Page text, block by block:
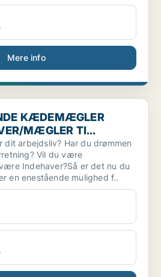
Mere info
SØGER INDEHAVER/
KÆDEMÆGLER
MÆGLER TI...
dit arbejdsliv? Har du drømmen
Vil du være
Indehaver?Så er det nu du
en enestående mulighed f..